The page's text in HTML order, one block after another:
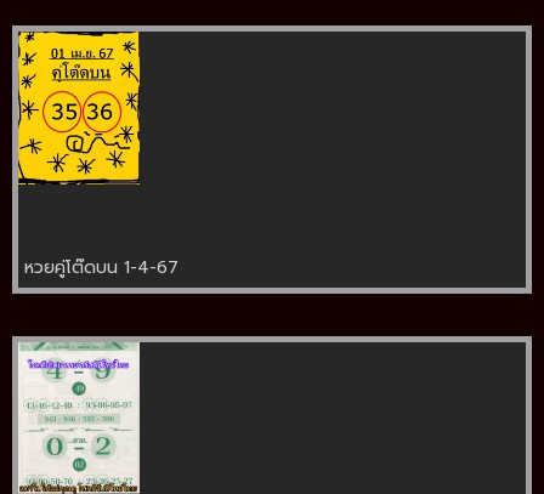
หวยคู่โต๊ดบน 1-4-67